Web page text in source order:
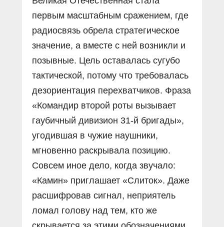
первым масштабным сражением, где
радиосвязь обрела стратегическое
значение, а вместе с ней возникли и
позывные. Цель оставалась сугубо
тактической, потому что требовалась
дезориентация перехватчиков. Фраза
«Командир второй роты вызывает
гаубичный дивизион 31-й бригады»,
угодившая в чужие наушники,
мгновенно раскрывала позицию.
Совсем иное дело, когда звучало:
«Камин» приглашает «Слиток». Даже
расшифровав сигнал, неприятель
ломал голову над тем, кто же